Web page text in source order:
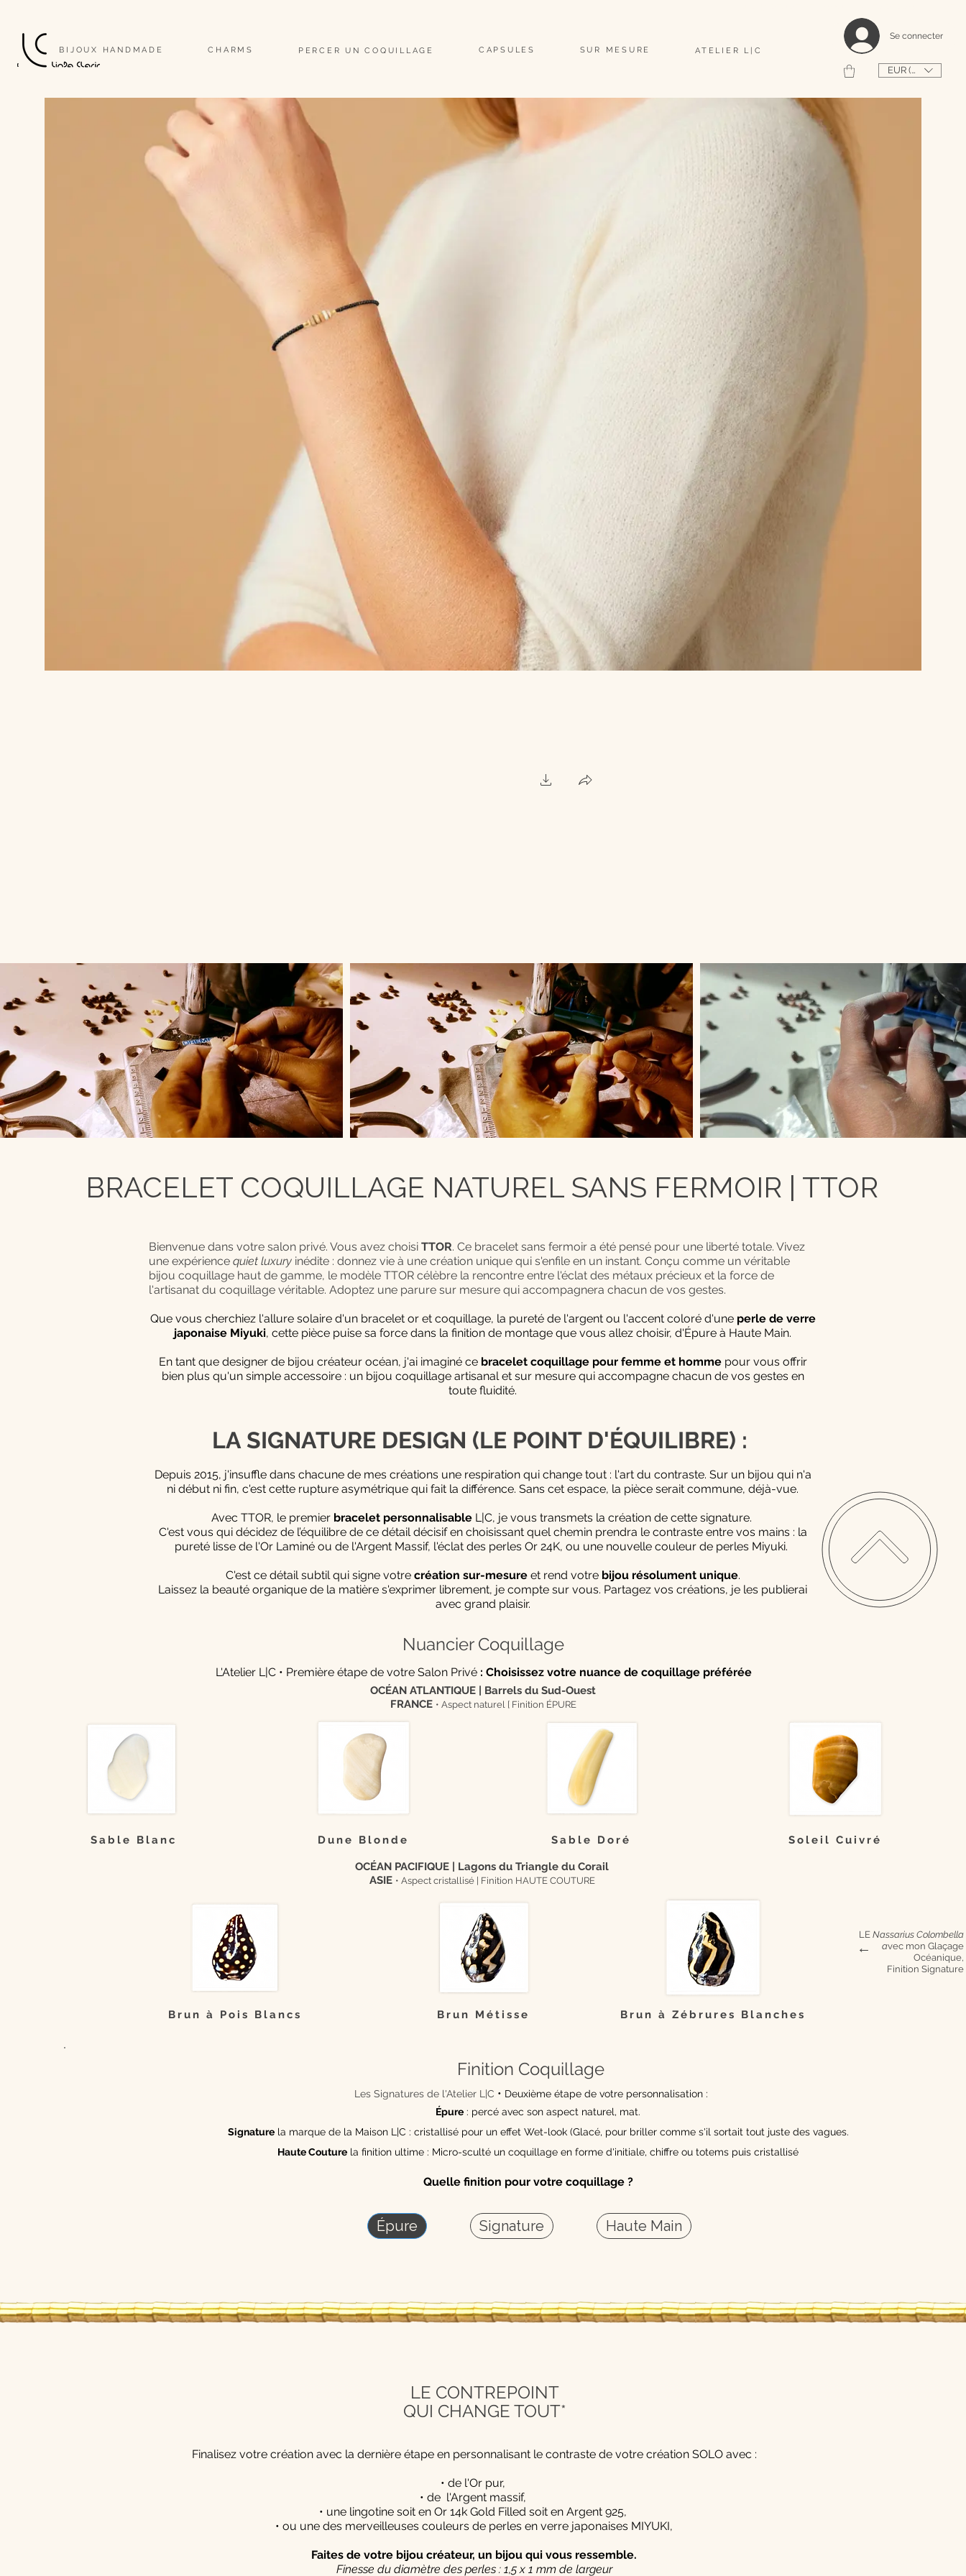
BIJOUX HANDMADE CHARMS PERCER UN COQUILLAGE CAPSULES SUR MESURE ATELIER L|C
Se connecter
EUR (€)
BRACELET COQUILLAGE NATUREL SANS FERMOIR | TTOR
Bienvenue dans votre salon privé. Vous avez choisi TTOR. Ce bracelet sans fermoir a été pensé pour une liberté totale. Vivez
une expérience quiet luxury inédite : donnez vie à une création unique qui s'enfile en un instant. Conçu comme un véritable
bijou coquillage haut de gamme, le modèle TTOR célèbre la rencontre entre l'éclat des métaux précieux et la force de
l'artisanat du coquillage véritable. Adoptez une parure sur mesure qui accompagnera chacun de vos gestes.
Que vous cherchiez l'allure solaire d'un bracelet or et coquillage, la pureté de l'argent ou l'accent coloré d'une perle de verre
japonaise Miyuki, cette pièce puise sa force dans la finition de montage que vous allez choisir, d'Épure à Haute Main.
En tant que designer de bijou créateur océan, j'ai imaginé ce bracelet coquillage pour femme et hommepour vous offrir
bien plus qu'un simple accessoire : un bijou coquillage artisanal et sur mesure qui accompagne chacun de vos gestes en
toute fluidité.
LA SIGNATURE DESIGN (LE POINT D'ÉQUILIBRE) :
Depuis 2015, j'insuffle dans chacune de mes créations une respiration qui change tout : l'art du contraste. Sur un bijou qui n'a
ni début ni fin, c'est cette rupture asymétrique qui fait la différence. Sans cet espace, la pièce serait commune, déjà-vue.
Avec TTOR, le premier bracelet personnalisableL|C, je vous transmets la création de cette signature.
C'est vous qui décidez de l’équilibre de ce détail décisif en choisissant quel chemin prendra le contraste entre vos mains : la
pureté lisse de l'Or Laminé ou de l'Argent Massif, l'éclat des perles Or 24K, ou une nouvelle couleur de perles Miyuki.
C'est ce détail subtil qui signe votre création sur-mesureet rend votre bijou résolument unique.
Laissez la beauté organique de la matière s'exprimer librement, je compte sur vous. Partagez vos créations, je les publierai
avec grand plaisir.
Nuancier Coquillage
L'Atelier L|C • Première étape de votre Salon Privé : Choisissez votre nuance de coquillage préférée
Sable Blanc
OCÉAN ATLANTIQUE | Barrels du Sud-Ouest
FRANCE • Aspect naturel [ Finition ÉPURE
Dune Blonde Sable Doré Soleil Cuivré
OCÉAN PACIFIQUE | Lagons du Triangle du Corail
ASIE • Aspect cristallisé | Finition HAUTE COUTURE
Brun à Pois Blancs Brun Métisse
LE Nassarius Colombella
avec mon Glaçage
Océanique,
Finition Signature
→
Brun à Zébrures Blanches
Finition Coquillage
Les Signatures de l'Atelier L|C • Deuxième étape de votre personnalisation :
Épure : percé avec son aspect naturel, mat.
Signaturela marque de la Maison L|C : cristallisé pour un effet Wet-look (Glacé, pour briller comme s'il sortait tout juste des vagues.
Haute Couture la finition ultime : Micro-sculté un coquillage en forme d'initiale, chiffre ou totems puis cristallisé
Quelle finition pour votre coquillage ?
Épure Signature Haute Main
LE CONTREPOINT
QUI CHANGE TOUT*
Finalisez votre création avec la dernière étape en personnalisant le contraste de votre création SOLO avec :
• de l'Or pur,
• de l'Argent massif,
• une lingotine soit en Or 14k Gold Filled soit en Argent 925,
• ou une des merveilleuses couleurs de perles en verre japonaises MIYUKI,
Faites de votre bijou créateur, un bijou qui vous ressemble.
Finesse du diamètre des perles : 1,5 x 1 mm de largeur